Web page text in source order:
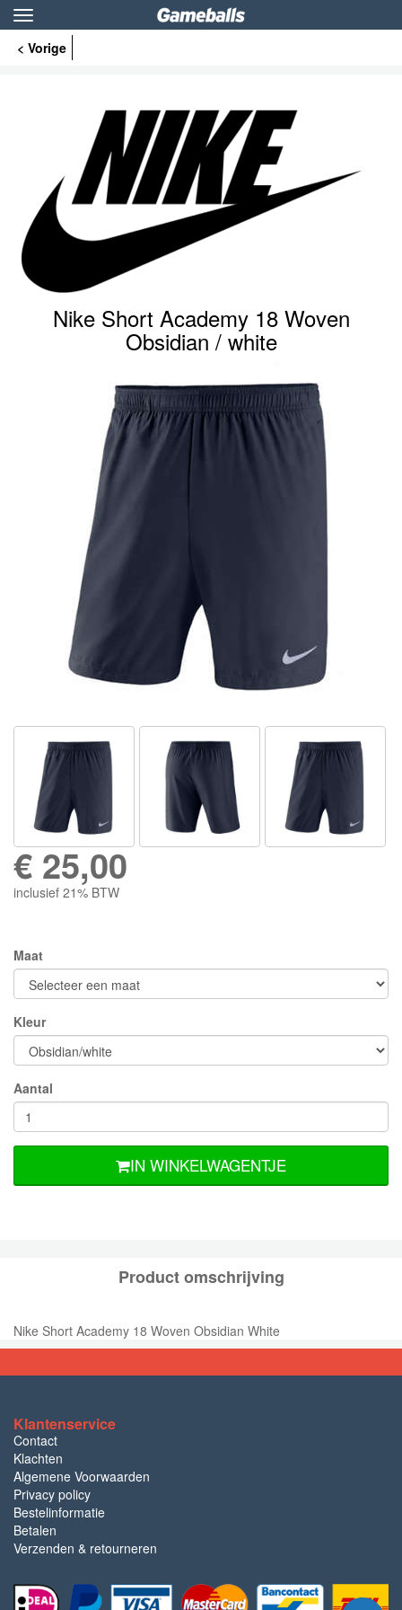
Toggle
navigation
< Vorige
Nike Short Academy 18 Woven
Obsidian / white
€ 25,00
inclusief 21% BTW
Maat
Kleur
Aantal
IN WINKELWAGENTJE
Product omschrijving
Nike Short Academy 18 Woven Obsidian White
Klantenservice
Contact
Klachten
Algemene Voorwaarden
Privacy policy
Bestelinformatie
Betalen
Verzenden & retourneren